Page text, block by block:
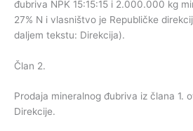
đubriva NPK 15:15:15 i 2.000.000 kg
27% N i vlasništvo je Republičke
daljem tekstu: Direkcija).
Član 2.
Prodaja mineralnog đubriva iz člana 1.
Direkcije.